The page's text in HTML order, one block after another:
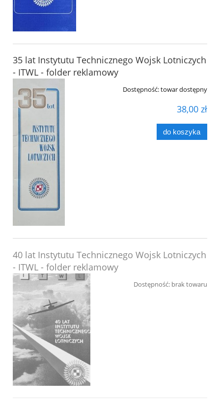
35 lat Instytutu Technicznego Wojsk Lotniczych
- ITWL - folder reklamowy
Dostępność:towar dostępny
38,00 zł
do koszyka
40 lat Instytutu Technicznego Wojsk Lotniczych
- ITWL - folder reklamowy
Dostępność: brak towaru